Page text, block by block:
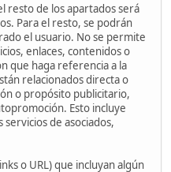
resto de los apartados será
Para el resto, se podrán
el usuario. No se permite
enlaces, contenidos o
que haga referencia a la
relacionados directa o
o propósito publicitario,
Esto incluye
de asociados,
o URL) que incluyan algún